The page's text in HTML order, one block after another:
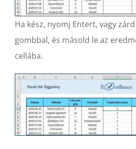
Ha kész, nyomj Entert, vagy zárd
gombbal, és másold le az
cellába.